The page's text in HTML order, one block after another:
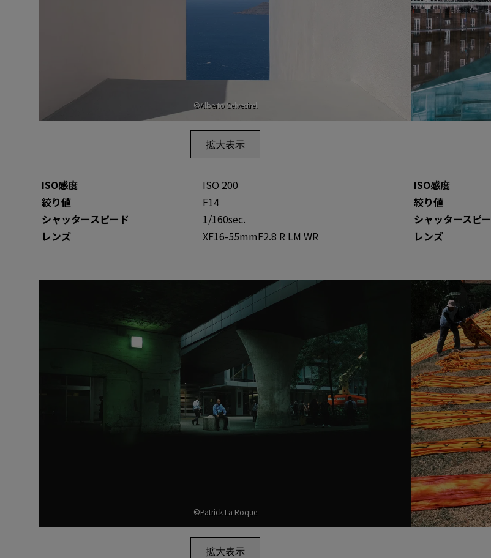
©Alberto Selvestrel
拡大表示
ISO感度
絞り値
シャッタースピー ド
レンズ
ISO 200
F14
1/160sec.
XF16-55mmF2.8 R LM WR
ISO感度
絞り値
シャッタースピー
レンズ
©Patrick La Roque
拡大表示